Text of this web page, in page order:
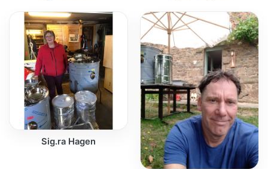
Sig.ra Hagen